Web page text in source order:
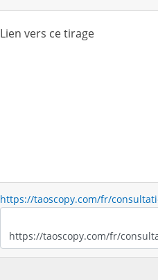
Lien vers ce tirage
https://taoscopy.com/fr/